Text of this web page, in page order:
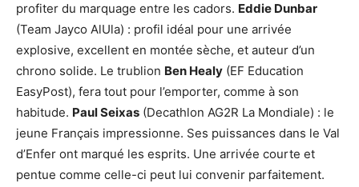
profiter du marquage entre les cadors. Eddie Dunbar
(Team Jayco AlUla) : profil idéal pour une arrivée
explosive, excellent en montée sèche, et auteur d’un
chrono solide. Le trublion Ben Healy (EF Education
EasyPost), fera tout pour l’emporter, comme à son
habitude. Paul Seixas (Decathlon AG2R La Mondiale) : le
jeune Français impressionne. Ses puissances dans le Val
d’Enfer ont marqué les esprits. Une arrivée courte et
pentue comme celle-ci peut lui convenir parfaitement.